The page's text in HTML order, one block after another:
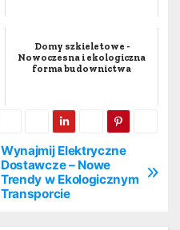
Domy szkieletowe -
Nowoczesna i ekologiczna
forma budownictwa
Wynajmij Elektryczne
Dostawcze – Nowe
Trendy w Ekologicznym
Transporcie